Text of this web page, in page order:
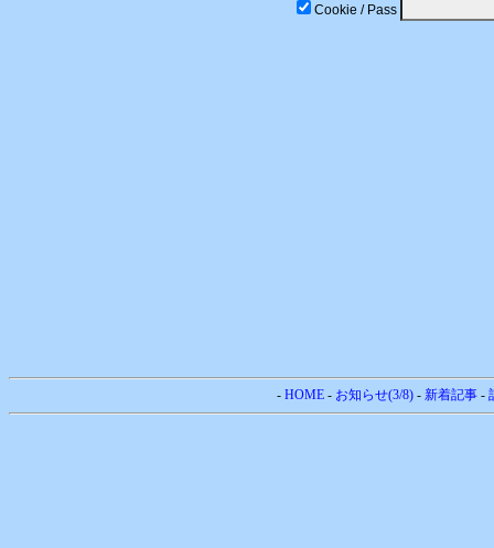
Cookie / Pass
- HOME- お知らせ(3/8)- 新着記事-